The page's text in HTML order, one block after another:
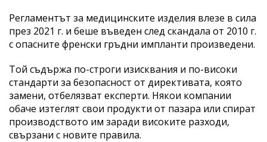
Регламентът за медицинските изделия влезе в сила
през 2021 г. и беше въведен след скандала от 2010 г.
с опасните френски гръдни импланти произведени.
Той съдържа по-строги изисквания и по-високи
стандарти за безопасност от директивата, която
замени, отбелязват експерти. Някои компании
обаче изтеглят свои продукти от пазара или спират
производството им заради високите разходи,
свързани с новите правила.